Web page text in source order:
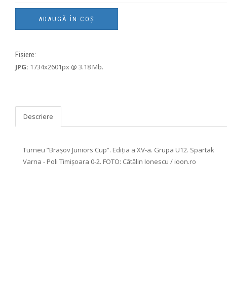
Fișiere:
JPG: 1734x2601px @ 3.18 Mb.
Descriere
Turneu ”Brașov Juniors Cup”. Ediția a XV-a. Grupa U12. Spartak
Varna - Poli Timișoara 0-2. FOTO: Cătălin Ionescu / ioon.ro